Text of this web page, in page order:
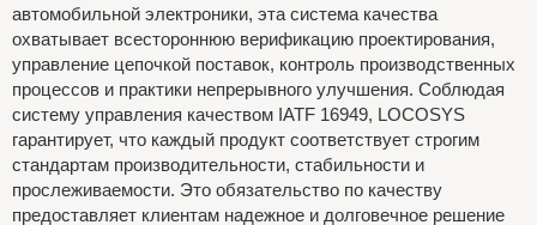
автомобильной электроники, эта система качества
охватывает всестороннюю верификацию проектирования,
управление цепочкой поставок, контроль производственных
процессов и практики непрерывного улучшения. Соблюдая
систему управления качеством IATF 16949, LOCOSYS
гарантирует, что каждый продукт соответствует строгим
стандартам производительности, стабильности и
прослеживаемости. Это обязательство по качеству
предоставляет клиентам надежное и долговечное решение